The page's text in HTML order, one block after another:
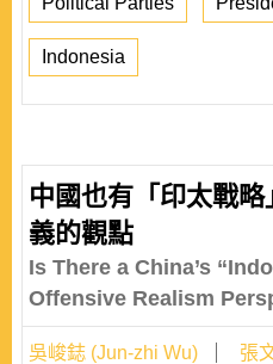
Indonesia
中國也有「印太戰
義的觀點
Is There a China’s
Offensive Realism
吳峻鋕 (Jun-zhi Wu) 張